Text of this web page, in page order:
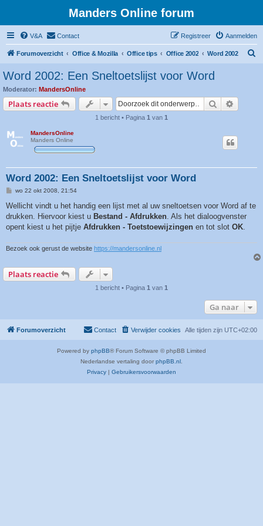
Manders Online forum
V&A Contact Aanmelden
Registreer
Forumoverzicht Office & Mozilla Office tips Office 2002 Word 2002
Word 2002: Een Sneltoetslijst voor Word
Moderator: MandersOnline
Plaats reactie Zoek
1 bericht • Pagina 1 van 1
MandersOnline
Manders Online
Word 2002: Een Sneltoetslijst voor Word
B
r
c
h
wo 22 okt 2008, 21:54
Wellicht vindt u het handig een lijst met al uw sneltoetsen voor Word af te
drukken. Hiervoor kiest u Bestand - Afdrukken . Als het dialoogvenster
opent kiest u het pijtje Afdrukken - Toetstoewijzingen en tot slot OK
Bezoek ook gerust de website https://mandersonline.nl
Plaats reactie
1 bericht • Pagina 1 van 1
Ga naar
Forumoverzicht Alle tijden zijn UTC+02:00
Verwijder cookies
Contact
Powered by phpBB® Forum Software © phpBB Limited
Nederlandse vertaling door phpBB.nl.
Privacy | Gebruikersvoorwaarden